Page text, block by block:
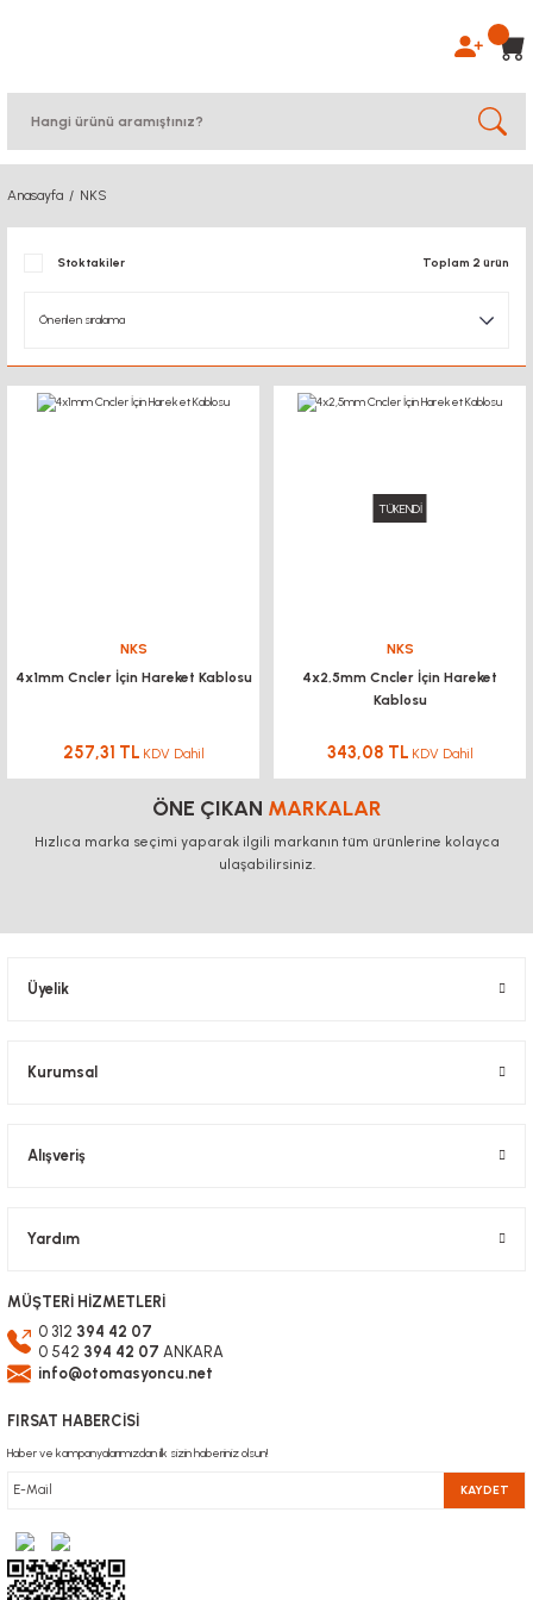
Anasayfa NKS
Stoktakiler Toplam 2 ürün
NKS
4x1mm Cncler İçin Hareket Kablosu
257,31 TL KDV Dahil
TÜKENDİ
NKS
4x2,5mm Cncler İçin Hareket
Kablosu
343,08 TL KDV Dahil
ÖNE ÇIKAN MARKALAR
Hızlıca marka seçimi yaparak ilgili markanın tüm ürünlerine kolayca
ulaşabilirsiniz.
Üyelik
Kurumsal
Alışveriş
Yardım
MÜŞTERİ HİZMETLERİ
0 312 394 42 07
0 542 394 42 07 ANKARA
info@otomasyoncu.net
FIRSAT HABERCİSİ
Haber ve kampanyalarımızdan ilk sizin haberiniz olsun!
KAYDET